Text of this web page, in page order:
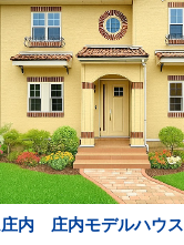
庄内 庄内モデルハウス